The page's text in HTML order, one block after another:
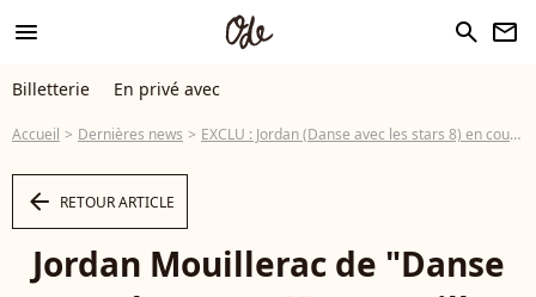
menu search newsletter
Billetterie En privé avec
Accueil Dernières news EXCLU : Jordan (Danse avec les stars 8) en couple ? Il nous répond !
arrow_left RETOUR ARTICLE
Jordan Mouillerac de "Danse